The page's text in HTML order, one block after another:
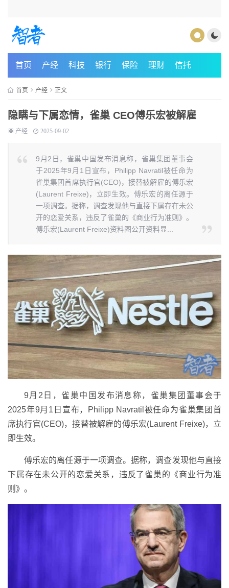
首页 产经 科技 银行 保险 理财 信托
首页 产经 正文
隐瞒与下属恋情，雀巢 CEO傅乐宏被解雇
产经 2025-09-02
9月2日，雀巢中国发布消息称，雀巢集团董事会
于2025年9月1日宣布，Philipp Navratil被任命为
雀巢集团首席执行官(CEO)，接替被解雇的傅乐宏
(Laurent Freixe)，立即生效。傅乐宏的离任源于
一项调查。据称，调查发现他与直接下属存在未公
开的恋爱关系，违反了雀巢的《商业行为准则》。
傅乐宏(Laurent Freixe)资料图公开资料显...
9月2日，雀巢中国发布消息称，雀巢集团董事会于
2025年9月1日宣布，Philipp Navratil被任命为雀巢集团首
席执行官(CEO)，接替被解雇的傅乐宏(Laurent Freixe)，立
即生效。
傅乐宏的离任源于一项调查。据称，调查发现他与直接
下属存在未公开的恋爱关系，违反了雀巢的《商业行为准
则》。